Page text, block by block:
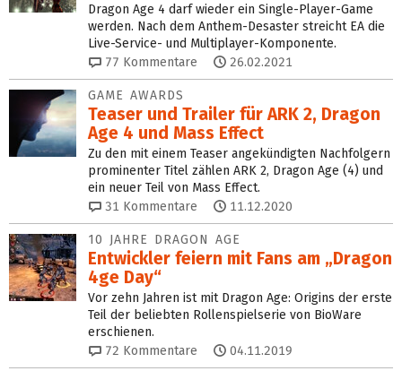
Dragon Age 4 darf wieder ein Single-Player-Game
werden. Nach dem Anthem-Desaster streicht EA die
Live-Service- und Multiplayer-Komponente.
77 Kommentare 26.02.2021
GAME AWARDS
Teaser und Trailer für ARK 2, Dragon
Age 4 und Mass Effect
Zu den mit einem Teaser angekündigten Nachfolgern
prominenter Titel zählen ARK 2, Dragon Age (4) und
ein neuer Teil von Mass Effect.
31 Kommentare 11.12.2020
10 JAHRE DRAGON AGE
Entwickler feiern mit Fans am „Dragon
4ge Day“
Vor zehn Jahren ist mit Dragon Age: Origins der erste
Teil der beliebten Rollenspielserie von BioWare
erschienen.
72 Kommentare 04.11.2019